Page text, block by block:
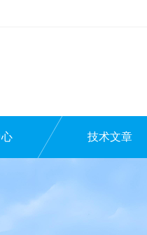
技术文章